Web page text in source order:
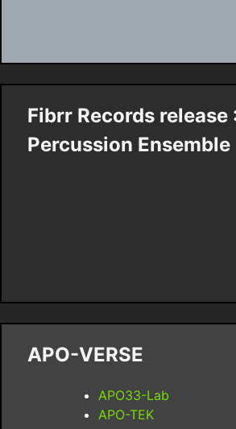
Fibrr Records release
Percussion Ensemble
APO-VERSE
APO33-Lab
APO-TEK